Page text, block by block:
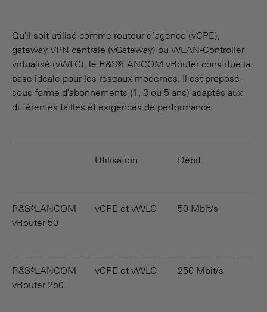
Qu'il soit utilisé comme routeur d’agence (vCPE),
gateway VPN centrale (vGateway) ou WLAN-Controller
virtualisé (vWLC), le R&S®LANCOM vRouter constitue la
base idéale pour les réseaux modernes. Il est proposé
sous forme d'abonnements (1, 3 ou 5 ans) adaptés aux
différentes tailles et exigences de performance.
Utilisation Débit
R&S®LANCOM
vRouter 50
vCPE et vWLC 50 Mbit/s
R&S®LANCOM
vRouter 250
vCPE et vWLC 250 Mbit/s